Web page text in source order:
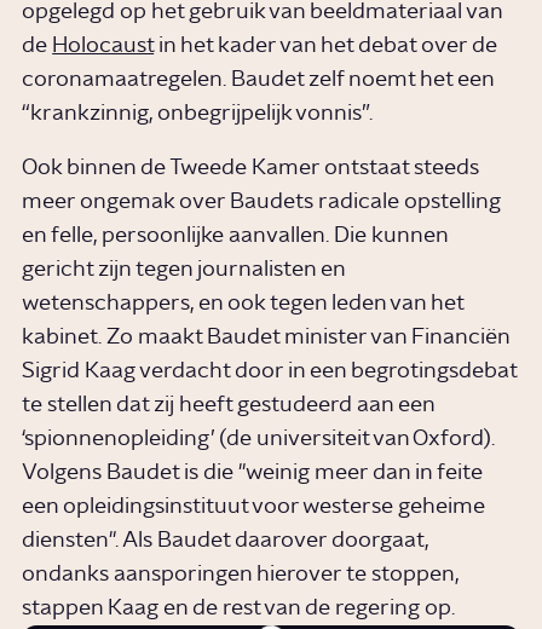
opgelegd op het gebruik van beeldmateriaal van
de Holocaustin het kader van het debat over de
coronamaatregelen. Baudet zelf noemt het een
“krankzinnig, onbegrijpelijk vonnis”.
Ook binnen de Tweede Kamer ontstaat steeds
meer ongemak over Baudets radicale opstelling
en felle, persoonlijke aanvallen. Die kunnen
gericht zijn tegen journalisten en
wetenschappers, en ook tegen leden van het
kabinet. Zo maakt Baudet minister van Financiën
Sigrid Kaag verdacht door in een begrotingsdebat
te stellen dat zij heeft gestudeerd aan een
‘spionnenopleiding’ (de universiteit van Oxford).
Volgens Baudet is die "weinig meer dan in feite
een opleidingsinstituut voor westerse geheime
diensten". Als Baudet daarover doorgaat,
ondanks aansporingen hierover te stoppen,
stappen Kaag en de rest van de regering op.